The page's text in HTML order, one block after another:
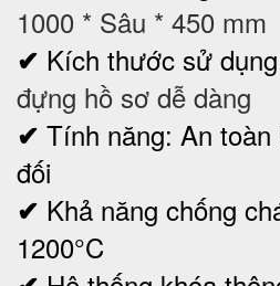
1000 * Sâu * 450 mm
✔ Kích thước sử
đựng hồ sơ dễ dàng
✔ Tính năng: An
đối
✔ Khả năng chống
1200°C